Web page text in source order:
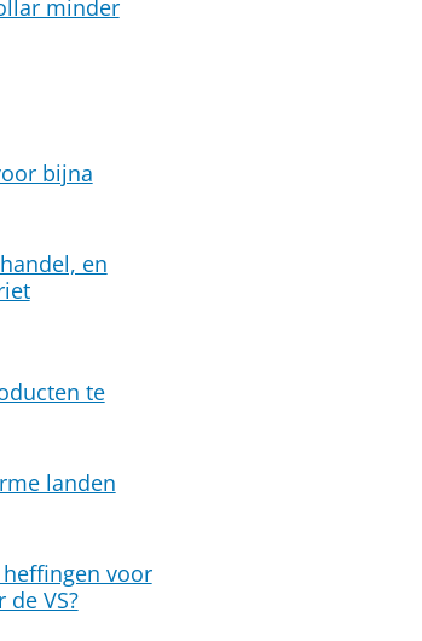
minder
bijna
en
te
landen
voor
VS?